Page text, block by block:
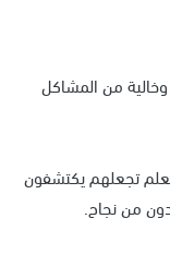
من المشاكل
تجعلهم يكتشفون
من نجاح.